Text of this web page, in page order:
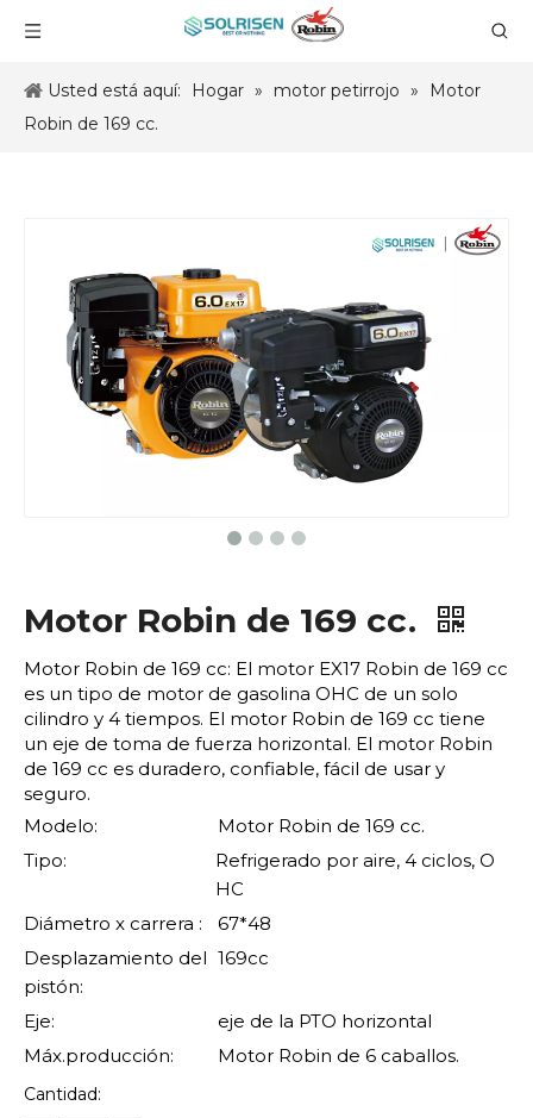
Usted está aquí: Hogar » motor petirrojo »
Motor
Robin de 169 cc.
Motor Robin de 169 cc.
Motor Robin de 169 cc: El motor EX17 Robin de 169 cc
es un tipo de motor de gasolina OHC de un solo
cilindro y 4 tiempos. El motor Robin de 169 cc tiene
un eje de toma de fuerza horizontal. El motor Robin
de 169 cc es duradero, confiable, fácil de usar y
seguro.
Modelo:
Motor Robin de 169 cc.
Tipo:
Refrigerado por aire, 4 ciclos, O
HC
Diámetro x carrera :
67*48
Desplazamiento del
pistón:
169cc
Eje:
eje de la PTO horizontal
Máx.producción:
Motor Robin de 6 caballos.
Cantidad: